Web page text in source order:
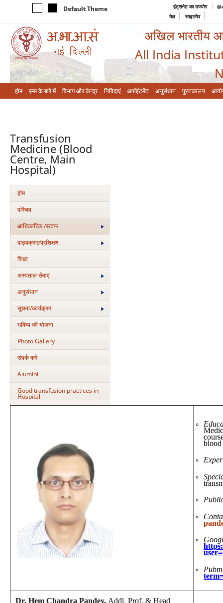
Default Theme इंट्रानेट का उपयोग
मेल
साइटमैप
अखिल भारतीय
All India
होम एम्‍स के बारे में विभाग और केन्‍द्र निविदाएं अपॉइंटमेंट अनुसंधान पुस्तकालय
Transfusion
Medicine (Blood
Centre, Main
Hospital)
होम
परिचय
आधिकारिक /स्टाफ
पाठ्यक्रम/प्रशिक्षण
शिक्षा
अस्‍पताल सेवाएं
अनुसंधान
सूचना/कार्यक्रम
भविष्य की योजना
Photo Gallery
संपर्क करे
Alumini
Good transfusion practices in
Hospital
blood
Dr. Hem Chandra Pandey, Addl. Prof. & Head